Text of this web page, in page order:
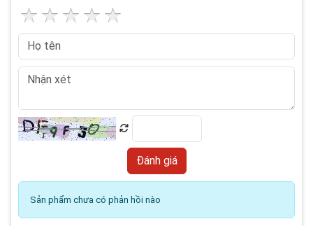
Sản phẩm chưa có phản hồi nào